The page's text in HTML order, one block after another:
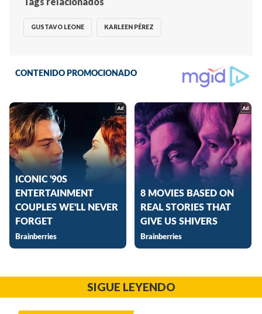
GUSTAVO LEONE KARLEEN PÉREZ
SIGUE LEYENDO